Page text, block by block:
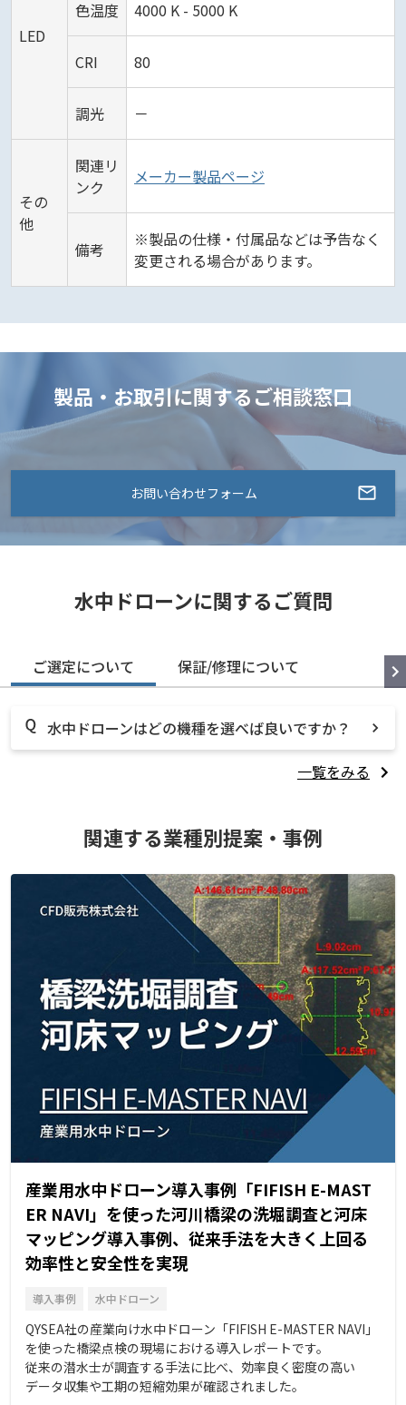
LED
色温度 4000 K - 5000 K
CRI 80
調光 －
その
他
関連リ
ンク
メーカー製品ページ
備考
※製品の仕様・付属品などは予告なく
変更される場合があります。
製品・お取引に関するご相談窓口
お問い合わせフォーム
水中ドローンに関するご質問
ご選定について 保証/修理について
水中ドローンはどの機種を選べば良いですか？
一覧をみる
関連する業種別提案・事例
産業用水中ドローン導入事例「FIFISH E-MAST
ER NAVI」を使った河川橋梁の洗堀調査と河床
マッピング導入事例、従来手法を大きく上回る
効率性と安全性を実現
導入事例 水中ドローン
QYSEA社の産業向け水中ドローン「FIFISH E-MASTER NAVI」
を使った橋梁点検の現場における導入レポートです。
従来の潜水士が調査する手法に比べ、効率良く密度の高い
データ収集や工期の短縮効果が確認されました。